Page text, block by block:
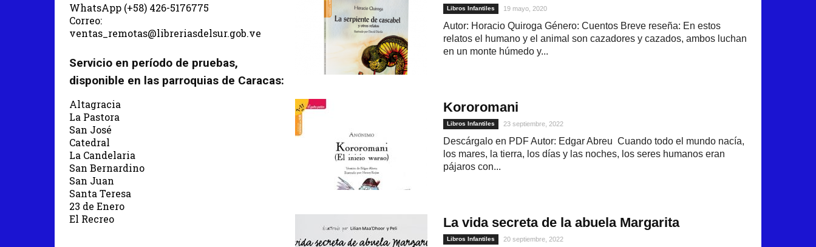
Libros Infantiles 19 mayo, 2020
Autor: Horacio Quiroga Género: Cuentos Breve reseña: En estos
relatos el humano y el animal son cazadores y cazados, ambos luchan
en un monte húmedo y...
Kororomani
Libros Infantiles 23 septiembre, 2022
Descárgalo en PDF Autor: Edgar Abreu Cuando todo el mundo nacía,
los mares, la tierra, los días y las noches, los seres humanos eran
pájaros con...
La vida secreta de la abuela Margarita
Libros Infantiles 20 septiembre, 2022
WhatsApp (+58) 426-5176775
Correo:
ventas_remotas@libreriasdelsur.gob.ve
Servicio en período de pruebas,
disponible en las parroquias de Caracas:
Altagracia
La Pastora
San José
Catedral
La Candelaria
San Bernardino
San Juan
Santa Teresa
23 de Enero
El Recreo